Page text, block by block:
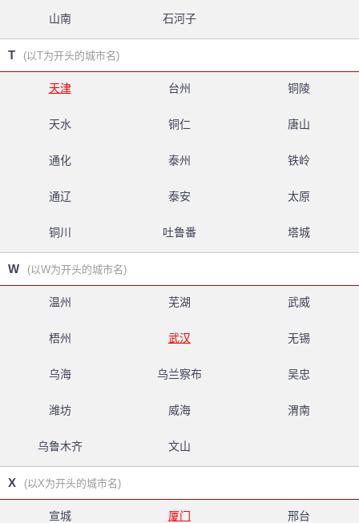
山南 石河子
T (以T为开头的城市名)
天津 台州 铜陵
天水 铜仁 唐山
通化 泰州 铁岭
通辽 泰安 太原
铜川 吐鲁番 塔城
W (以W为开头的城市名)
温州 芜湖 武威
梧州 武汉 无锡
乌海 乌兰察布 吴忠
潍坊 威海 渭南
乌鲁木齐 文山
X (以X为开头的城市名)
宣城 厦门 邢台